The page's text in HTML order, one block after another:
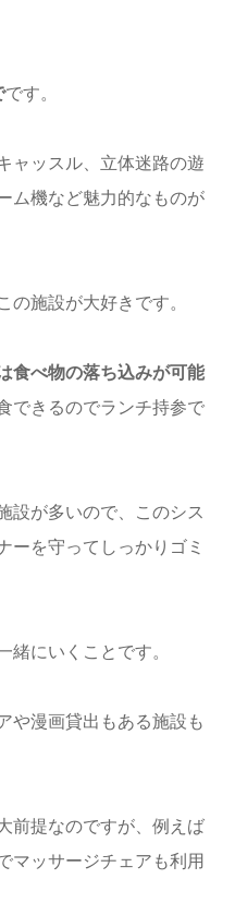
です。
ャッスル、立体迷路の遊
ム機など魅力的なものが
の施設が大好きです。
食べ物の落ち込みが可能
できるのでランチ持参で
設が多いので、このシス
ーを守ってしっかりゴミ
緒にいくことです。
や漫画貸出もある施設も
前提なのですが、例えば
マッサージチェアも利用